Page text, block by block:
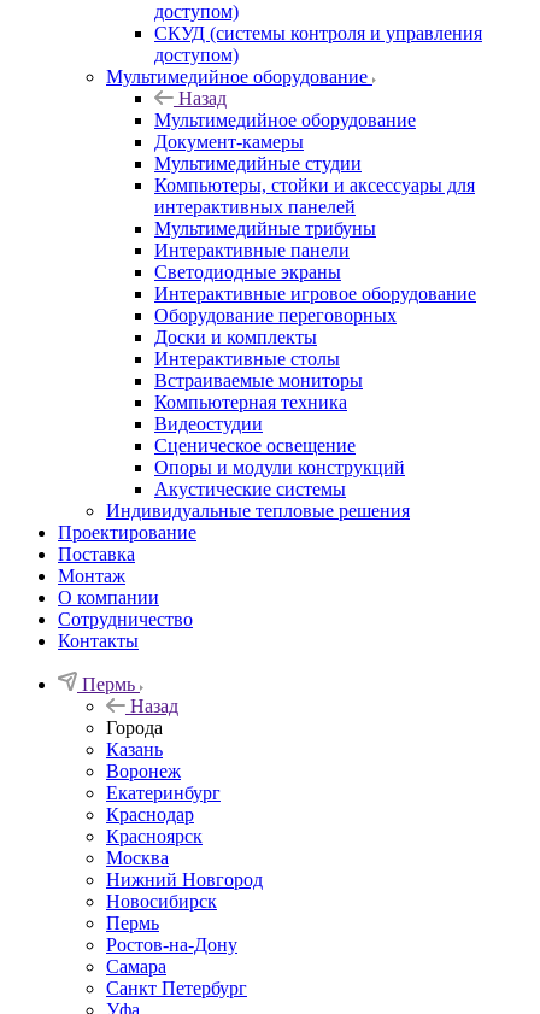
доступом)
СКУД (системы контроля и управления
доступом)
Мультимедийное оборудование
Назад
Мультимедийное оборудование
Документ-камеры
Мультимедийные студии
Компьютеры, стойки и аксессуары для
интерактивных панелей
Мультимедийные трибуны
Интерактивные панели
Светодиодные экраны
Интерактивные игровое оборудование
Оборудование переговорных
Доски и комплекты
Интерактивные столы
Встраиваемые мониторы
Компьютерная техника
Видеостудии
Cценическое освещение
Опоры и модули конструкций
Акустические системы
Индивидуальные тепловые решения
Проектирование
Поставка
Монтаж
О компании
Сотрудничество
Контакты
Пермь
Назад
Города
Казань
Воронеж
Екатеринбург
Краснодар
Красноярск
Москва
Нижний Новгород
Новосибирск
Пермь
Ростов-на-Дону
Самара
Санкт Петербург
Уфа